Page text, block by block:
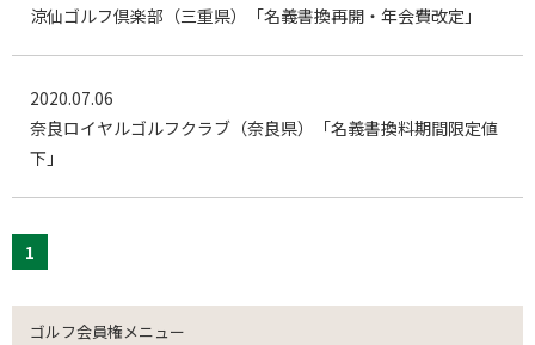
涼仙ゴルフ倶楽部（三重県）「名義書換再開・年会費改定」
2020.07.06
奈良ロイヤルゴルフクラブ（奈良県）「名義書換料期間限定値
下」
1
ゴルフ会員権メニュー